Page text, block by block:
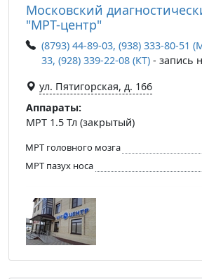
Московский
"МРТ-центр"
(8793) 44-89-03, (938) 333-80-51
33, (928) 339-22-08 (КТ) - запись
ул. Пятигорская, д. 166
Аппараты:
МРТ 1.5 Тл (закрытый)
МРТ головного мозга
МРТ пазух носа